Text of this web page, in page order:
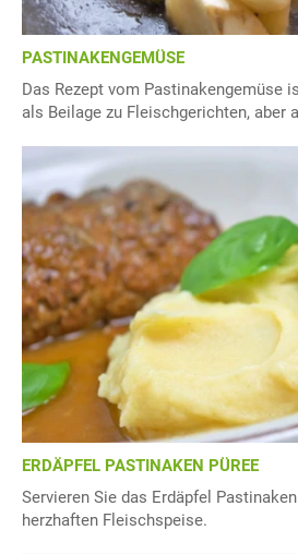
PASTINAKENGEMÜSE
Das Rezept vom Pastinakengemüse
als Beilage zu Fleischgerichten, aber
ERDÄPFEL PASTINAKEN PÜREE
Servieren Sie das Erdäpfel
herzhaften Fleischspeise.